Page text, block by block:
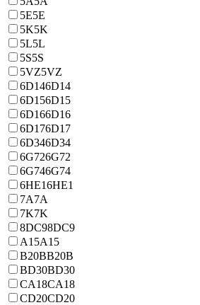
5E5E
5K5K
5L5L
5S5S
5VZ5VZ
6D146D14
6D156D15
6D166D16
6D176D17
6D346D34
6G726G72
6G746G74
6HE16HE1
7A7A
7K7K
8DC98DC9
A15A15
B20BB20B
BD30BD30
CA18CA18
CD20CD20